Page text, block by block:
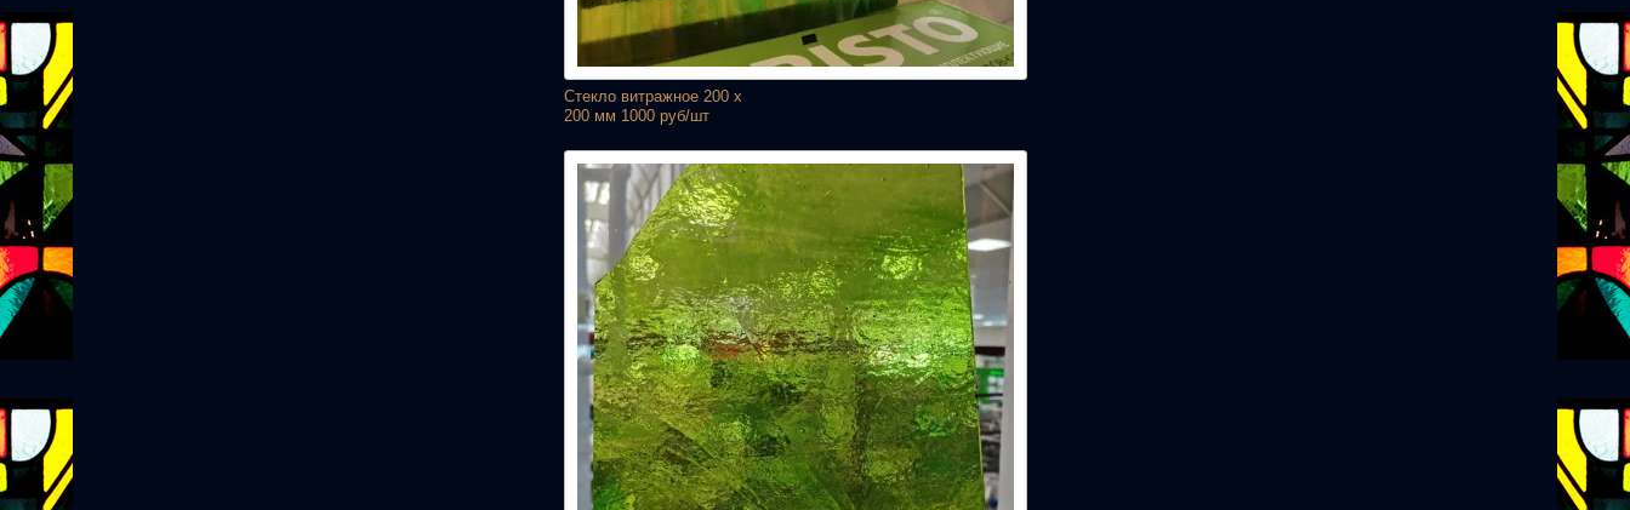
Стекло витражное 200 х
200 мм 1000 руб/шт